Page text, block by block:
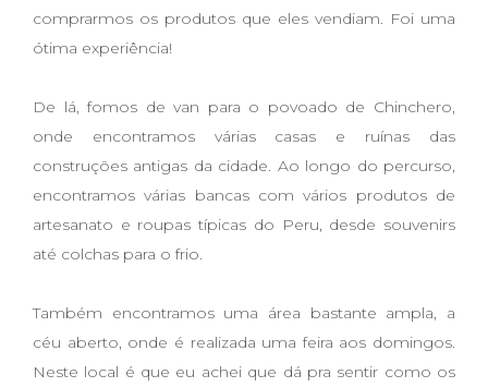
comprarmos os produtos que eles vendiam. Foi uma
ótima experiência!
De lá, fomos de van para o povoado de Chinchero,
onde encontramos várias casas e ruínas das
construções antigas da cidade. Ao longo do percurso,
encontramos várias bancas com vários produtos de
artesanato e roupas típicas do Peru, desde souvenirs
até colchas para o frio.
Também encontramos uma área bastante ampla, a
céu aberto, onde é realizada uma feira aos domingos.
Neste local é que eu achei que dá pra sentir como os